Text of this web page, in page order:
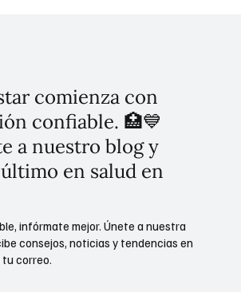
comienza con
confiable. 🏥💙
a nuestro blog y
en salud en
infórmate mejor. Únete a nuestra
consejos, noticias y tendencias en
correo.